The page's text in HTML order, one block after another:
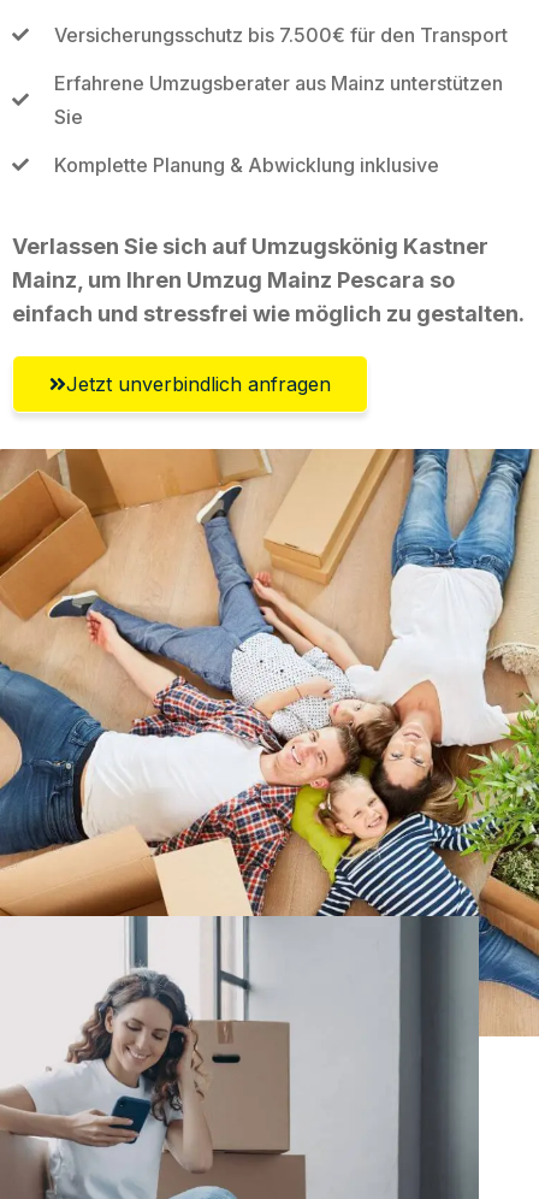
Versicherungsschutz bis 7.500€ für den Transport
Erfahrene Umzugsberater aus Mainz unterstützen
Sie
Komplette Planung & Abwicklung inklusive
Verlassen Sie sich auf Umzugskönig Kastner
Mainz, um Ihren Umzug Mainz Pescara so
einfach und stressfrei wie möglich zu gestalten.
Jetzt unverbindlich anfragen